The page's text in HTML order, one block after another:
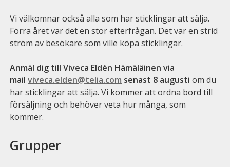
Vi välkomnar också alla som har sticklingar att sälja.
Förra året var det en stor efterfrågan. Det var en strid
ström av besökare som ville köpa sticklingar.
Anmäl dig till Viveca Eldén Hämäläinen via
mailviveca.elden@telia.com senast 8 augusti om du
har sticklingar att sälja. Vi kommer att ordna bord till
försäljning och behöver veta hur många, som
kommer.
Grupper